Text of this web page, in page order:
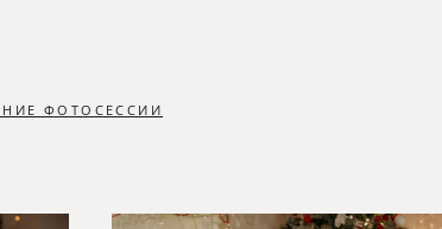
ФОТОСЕССИИ